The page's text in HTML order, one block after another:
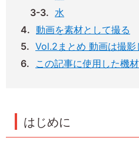
水
動画を素材として撮る
Vol.2まとめ 動画は撮影
この記事に使用した機材
はじめに